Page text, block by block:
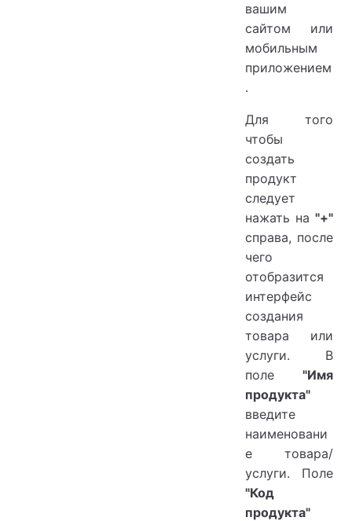
вашим
сайтом или
мобильным
приложением
.
Для того
чтобы
создать
продукт
следует
нажать на "+"
справа, после
чего
отобразится
интерфейс
создания
товара или
услуги. В
поле "Имя
продукта"
введите
наименовани
е товара/
услуги. Поле
"Код
продукта"